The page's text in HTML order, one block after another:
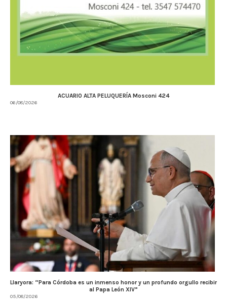
ACUARIO ALTA PELUQUERÍA Mosconi 424
06/08/2026
Llaryora: “Para Córdoba es un inmenso honor y un profundo orgullo recibir
al Papa León XIV”
05/08/2026